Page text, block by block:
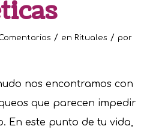
/ en Rituales / por
nos encontramos con
que parecen impedir
En este punto de tu vida,